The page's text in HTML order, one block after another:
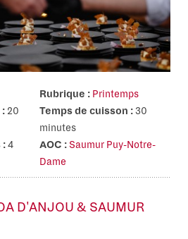
Rubrique : Printemps
: 20
Temps de cuisson : 30
minutes
: 4 AOC : Saumur Puy-Notre-
Dame
D'ANJOU & SAUMUR